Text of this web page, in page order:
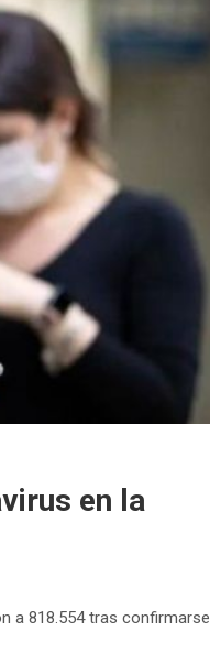
en la
a 818.554 tras confirmarse